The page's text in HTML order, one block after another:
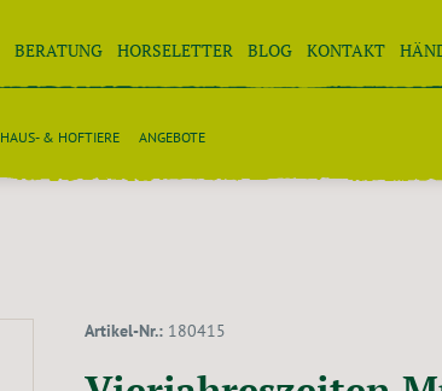
BERATUNG HORSELETTER BLOG KONTAKT
HAUS- & HOFTIERE ANGEBOTE
Artikel-Nr.: 180415